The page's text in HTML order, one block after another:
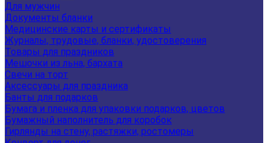
Для мужчин
Документы бланки
Медицинские карты и сертификаты
Журналы, трудовые, бланки, удостоверения
Товары для праздников
Мешочки из льна, бархата
Свечи на торт
Аксессуары для праздника
Банты для подарков
Бумага и пленка для упаковки подарков, цветов
Бумажный наполнитель для коробок
Гирлянды на стену, растяжки, ростомеры